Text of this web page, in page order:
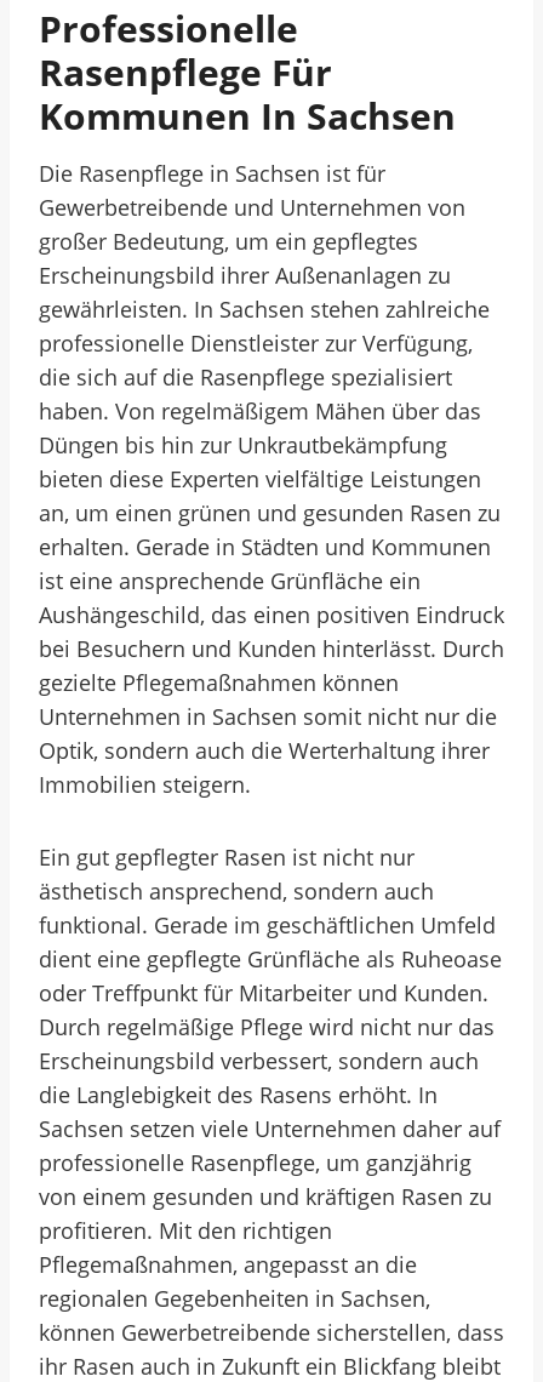
Professionelle
Rasenpflege Für
Kommunen In Sachsen
Die Rasenpflege in Sachsen ist für
Gewerbetreibende und Unternehmen von
großer Bedeutung, um ein gepflegtes
Erscheinungsbild ihrer Außenanlagen zu
gewährleisten. In Sachsen stehen zahlreiche
professionelle Dienstleister zur Verfügung,
die sich auf die Rasenpflege spezialisiert
haben. Von regelmäßigem Mähen über das
Düngen bis hin zur Unkrautbekämpfung
bieten diese Experten vielfältige Leistungen
an, um einen grünen und gesunden Rasen zu
erhalten. Gerade in Städten und Kommunen
ist eine ansprechende Grünfläche ein
Aushängeschild, das einen positiven Eindruck
bei Besuchern und Kunden hinterlässt. Durch
gezielte Pflegemaßnahmen können
Unternehmen in Sachsen somit nicht nur die
Optik, sondern auch die Werterhaltung ihrer
Immobilien steigern.
Ein gut gepflegter Rasen ist nicht nur
ästhetisch ansprechend, sondern auch
funktional. Gerade im geschäftlichen Umfeld
dient eine gepflegte Grünfläche als Ruheoase
oder Treffpunkt für Mitarbeiter und Kunden.
Durch regelmäßige Pflege wird nicht nur das
Erscheinungsbild verbessert, sondern auch
die Langlebigkeit des Rasens erhöht. In
Sachsen setzen viele Unternehmen daher auf
professionelle Rasenpflege, um ganzjährig
von einem gesunden und kräftigen Rasen zu
profitieren. Mit den richtigen
Pflegemaßnahmen, angepasst an die
regionalen Gegebenheiten in Sachsen,
können Gewerbetreibende sicherstellen, dass
ihr Rasen auch in Zukunft ein Blickfang bleibt